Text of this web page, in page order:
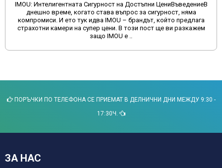
IMOU: Интелигентната Сигурност на Достъпни ЦениВъведениеВ
днешно време, когато става въпрос за сигурност, няма
компромиси. И ето тук идва IMOU – брандът, който предлага
страхотни камери на супер цени. В този пост ще ви разкажем
защо IMOU е ..
ПОРЪЧКИ ПО ТЕЛЕФОНА СЕ ПРИЕМАТ В ДЕЛНИЧНИ ДНИ МЕЖДУ 9:30 -
17:30Ч.
ЗА НАС